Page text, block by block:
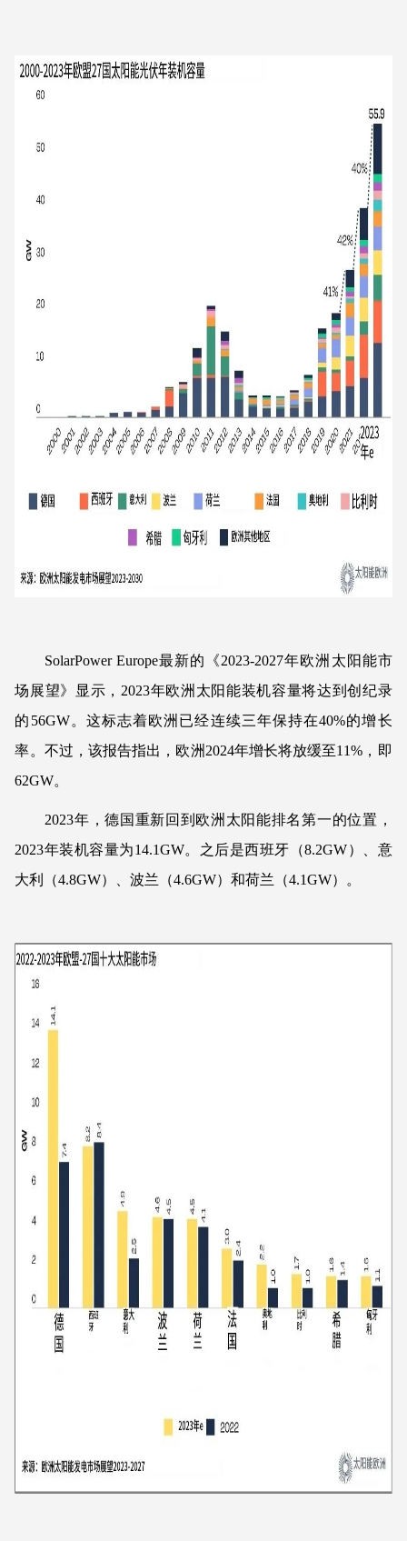
SolarPower Europe最新的《2023-2027年欧洲太阳能市
场展望》显示，2023年欧洲太阳能装机容量将达到创纪录
的56GW。这标志着欧洲已经连续三年保持在40%的增长
率。不过，该报告指出，欧洲2024年增长将放缓至11%，即
62GW。
2023年，德国重新回到欧洲太阳能排名第一的位置，
2023年装机容量为14.1GW。之后是西班牙（8.2GW）、意
大利（4.8GW）、波兰（4.6GW）和荷兰（4.1GW）。